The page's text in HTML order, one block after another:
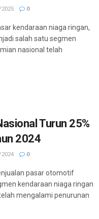
0
kendaraan niaga ringan,
salah satu segmen
nasional telah
Turun 25%
2024
0
pasar otomotif
kendaraan niaga ringan
mengalami penurunan